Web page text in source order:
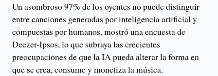
Un asombroso 97% de los oyentes no puede distinguir
entre canciones generadas por inteligencia artificial y
compuestas por humanos, mostró una encuesta de
Deezer-Ipsos, lo que subraya las crecientes
preocupaciones de que la IA pueda alterar la forma en
que se crea, consume y monetiza la música.